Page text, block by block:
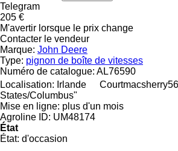
Telegram
205 €
M'avertir lorsque le prix change
Contacter le vendeur
Marque: John Deere
Type: pignon de boîte de vitesses
Numéro de catalogue: AL76590
Localisation: Irlande Courtmacsherry
States/Columbus"
Mise en ligne: plus d'un mois
Agroline ID: UM48174
État
État: d'occasion